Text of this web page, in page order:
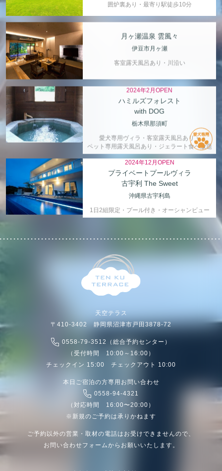
囲炉裏あり・最寄り駅徒歩10分
月ヶ瀬温泉 雲風々
伊豆市月ヶ瀬
客室露天風呂あり・川沿い
2024年2月OPEN
ハミルズフォレスト
with DOG
栃木県那須町
愛犬専用ヴィラ・客室露天風呂あり・
ペット専用露天風呂あり・ジェラート食べ放題
2024年12月OPEN
プライベートプールヴィラ
古宇利 The Sweet
沖縄県古宇利島
1日2組限定・プール付き・オーシャンビュー
天空テラス
〒410-3402 静岡県沼津市戸田3878-72
0558-79-3512（総合予約センター）
（受付時間 10:00～16:00）
チェックイン 15:00 チェックアウト 10:00
本日ご宿泊の方専用お問い合わせ
0558-94-4321
（対応時間 16:00〜20:00）
※新規のご予約は承りかねます
ご予約以外の営業・取材の電話はお受けできませんので、
お問い合わせフォームからお願いいたします。